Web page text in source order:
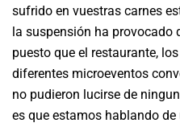
sufrido en vuestras carnes
la suspensión ha provocado
puesto que el restaurante,
diferentes microeventos
no pudieron lucirse de
es que estamos hablando